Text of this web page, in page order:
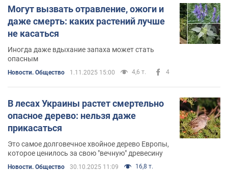
Могут вызвать отравление, ожоги и
даже смерть: каких растений лучше
не касаться
Иногда даже вдыхание запаха может стать
опасным
Новости. Общество 1.11.2025 15:00 4,6 т. 4
В лесах Украины растет смертельно
опасное дерево: нельзя даже
прикасаться
Это самое долговечное хвойное дерево Европы,
которое ценилось за свою "вечную" древесину
Новости. Общество 30.10.2025 11:09 16,8 т.